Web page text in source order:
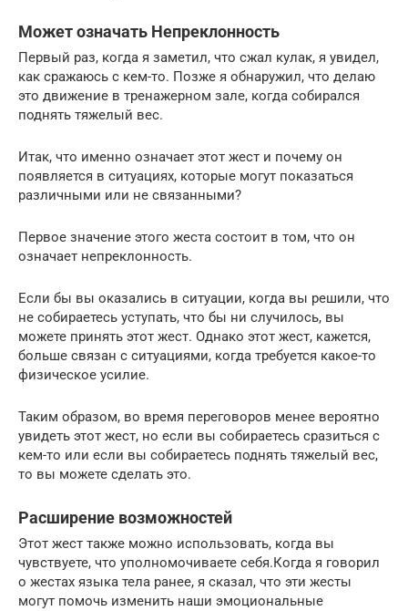
Может означать Непреклонность
Первый раз, когда я заметил, что сжал кулак, я увидел,
как сражаюсь с кем-то. Позже я обнаружил, что делаю
это движение в тренажерном зале, когда собирался
поднять тяжелый вес.
Итак, что именно означает этот жест и почему он
появляется в ситуациях, которые могут показаться
различными или не связанными?
Первое значение этого жеста состоит в том, что он
означает непреклонность.
Если бы вы оказались в ситуации, когда вы решили, что
не собираетесь уступать, что бы ни случилось, вы
можете принять этот жест. Однако этот жест, кажется,
больше связан с ситуациями, когда требуется какое-то
физическое усилие.
Таким образом, во время переговоров менее вероятно
увидеть этот жест, но если вы собираетесь сразиться с
кем-то или если вы собираетесь поднять тяжелый вес,
то вы можете сделать это.
Расширение возможностей
Этот жест также можно использовать, когда вы
чувствуете, что уполномочиваете себя.Когда я говорил
о жестах языка тела ранее, я сказал, что эти жесты
могут помочь изменить наши эмоциональные